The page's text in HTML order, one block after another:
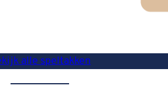
alle speltakken